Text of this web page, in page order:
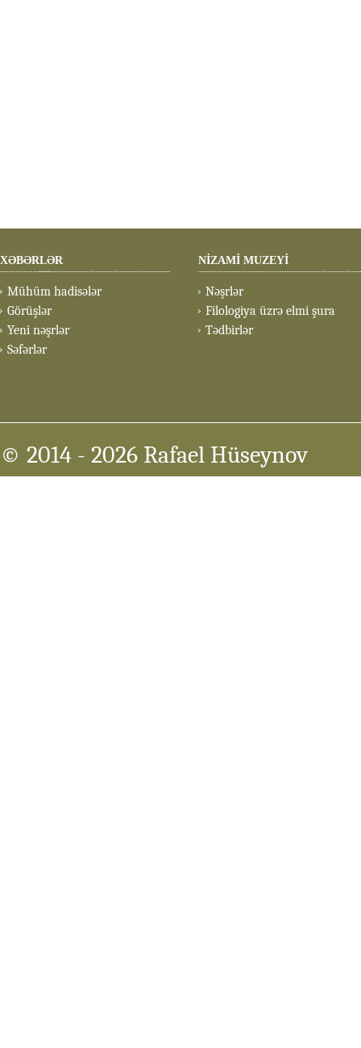
XƏBƏRLƏR
Mühüm hadisələr
Görüşlər
Yeni nəşrlər
Səfərlər
NİZAMİ MUZEYİ
Nəşrlər
Filologiya üzrə elmi şura
Tədbirlər
© 2014 - 2026 Rafael Hüseynov